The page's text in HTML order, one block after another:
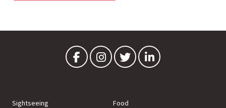
Sightseeing
Food